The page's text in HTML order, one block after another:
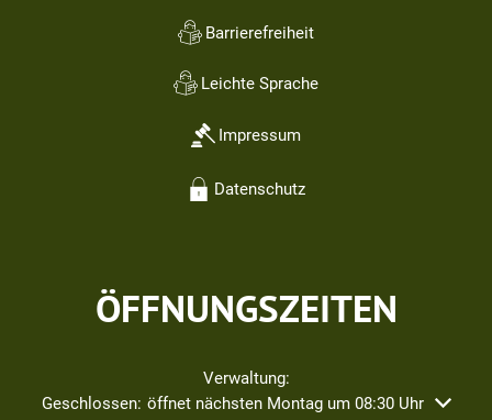
Barrierefreiheit
Leichte Sprache
Impressum
Datenschutz
ÖFFNUNGSZEITEN
Verwaltung:
Klicken, um weitere Öffnungs- oder Schließzeiten
Geschlossen: öffnet nächsten Montag um 08:30 Uhr